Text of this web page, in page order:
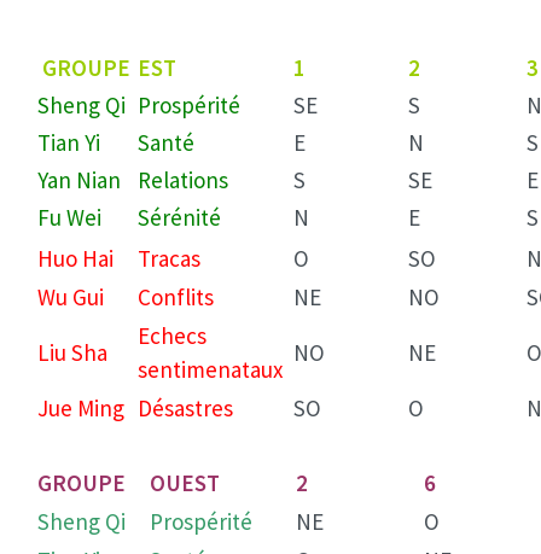
GROUPE EST 1 2
3
Sheng Qi Prospérité SE S
N
Tian Yi
Santé E N
S
Yan Nian
Relations S SE
E
Fu Wei
Sérénité N E
Huo Hai
Tracas O SO
Wu Gui
Conflits NE NO
Liu Sha
Echecs
sentimenataux
NO NE
O
Jue Ming Désastres SO O
GROUPE OUEST 2
6
Sheng Qi
Prospérité NE
O